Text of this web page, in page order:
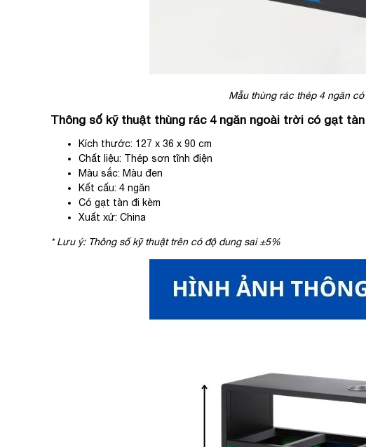
Mẫu thùng rác thép 4 ngăn
Thông số kỹ thuật thùng rác 4 ngăn ngoài trời có gạt
Kích thước: 127 x 36 x 90 cm
Chất liệu: Thép sơn tĩnh điện
Màu sắc: Màu đen
Kết cấu: 4 ngăn
Có gạt tàn đi kèm
Xuất xứ: China
* Lưu ý: Thông số kỹ thuật trên có độ dung sai ±5%